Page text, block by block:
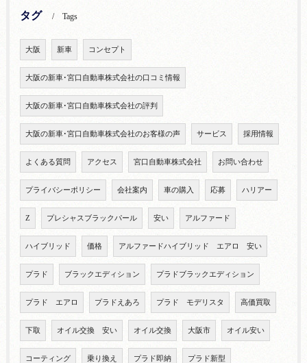
タグ Tags
大阪 新車 コンセプト
大阪の新車･宮口自動車株式会社の口コミ情報
大阪の新車･宮口自動車株式会社の評判
大阪の新車･宮口自動車株式会社のお客様の声 サービス 採用情報
よくある質問 アクセス 宮口自動車株式会社 お問い合わせ
プライバシーポリシー 会社案内 車の購入 応募 ハリアー
Z プレシャスブラックパール 安い アルファード
ハイブリッド 価格 アルファードハイブリッド エアロ 安い
プラド ブラックエディション プラドブラックエディション
プラド エアロ プラドえあろ プラド モデリスタ 高価買取
下取 オイル交換 安い オイル交換 大阪市 オイル安い
コーティング 乗り換え プラド即納 プラド新型